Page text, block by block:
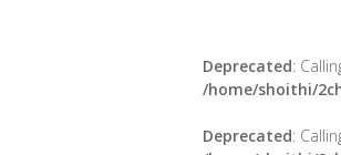
Deprecated:
/home/shoithi/
Deprecated: